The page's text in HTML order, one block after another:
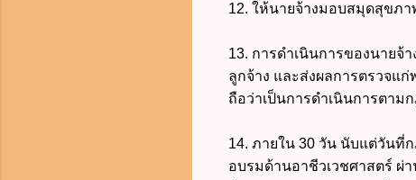
12. ให้นายจ้างมอบสมุดสุขภา
13. การดำเนินการของนาย
ลูกจ้าง และส่งผลการตรวจแ
ถือว่าเป็นการดำเนินการตาม
14. ภายใน 30 วัน นับแต่วันที่
อบรมด้านอาชีวเวชศาสตร์ ผ่